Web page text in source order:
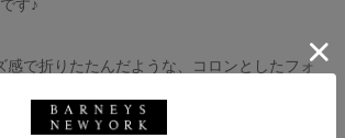
す♪
感で折りたたんだような、コロンとしたフォ
スボディやショルダーバッグとしても使用で